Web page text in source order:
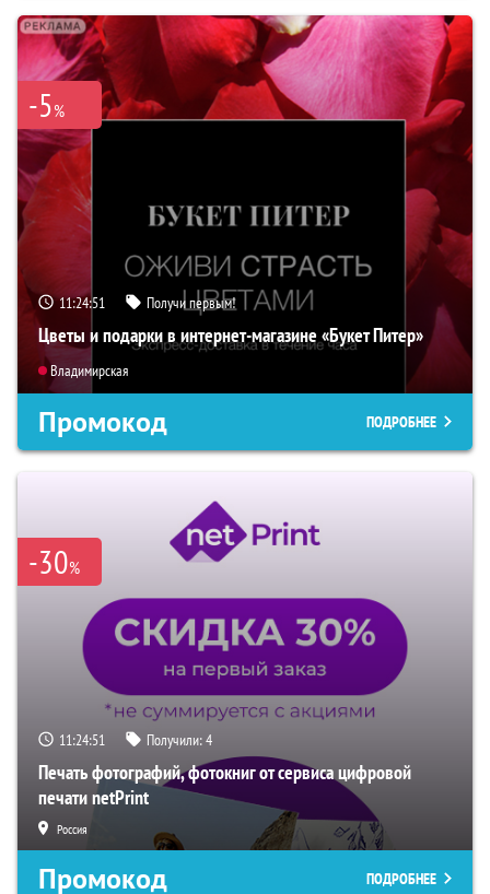
-5%
11:24:50 Получи первым!
Цветы и подарки в интернет-магазине «Букет Питер»
Владимирская
Промокод ПОДРОБНЕЕ
-30%
11:24:50 Получили:4
Печать фотографий, фотокниг от сервиса цифровой
печати netPrint
Россия
Промокод ПОДРОБНЕЕ